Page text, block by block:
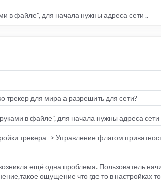
в файле", для начала нужны адреса сети ..
трекер для мира а разрешить для сети?
в файле", для начала нужны адреса сети
трекера -> Управление флагом
ещё одна проблема. Пользователь
ощущение что где то в настройках